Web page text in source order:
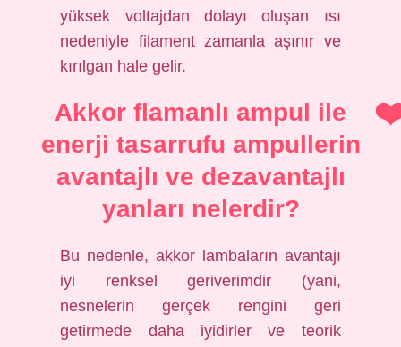
yüksek voltajdan dolayı oluşan ısı
nedeniyle filament zamanla aşınır ve
kırılgan hale gelir.
Akkor flamanlı ampul ile
enerji tasarrufu ampullerin
avantajlı ve dezavantajlı
yanları nelerdir?
Bu nedenle, akkor lambaların avantajı
iyi renksel geriverimdir (yani,
nesnelerin gerçek rengini geri
getirmede daha iyidirler ve teorik